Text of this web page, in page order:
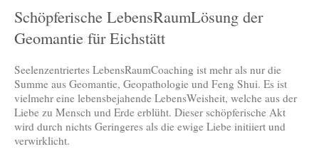
Schöpferische LebensRaumLösung der
Geomantie für Eichstätt
Seelenzentriertes LebensRaumCoaching ist mehr als nur die
Summe aus Geomantie, Geopathologie und Feng Shui. Es ist
vielmehr eine lebensbejahende LebensWeisheit, welche aus der
Liebe zu Mensch und Erde erblüht. Dieser schöpferische Akt
wird durch nichts Geringeres als die ewige Liebe initiiert und
verwirklicht.